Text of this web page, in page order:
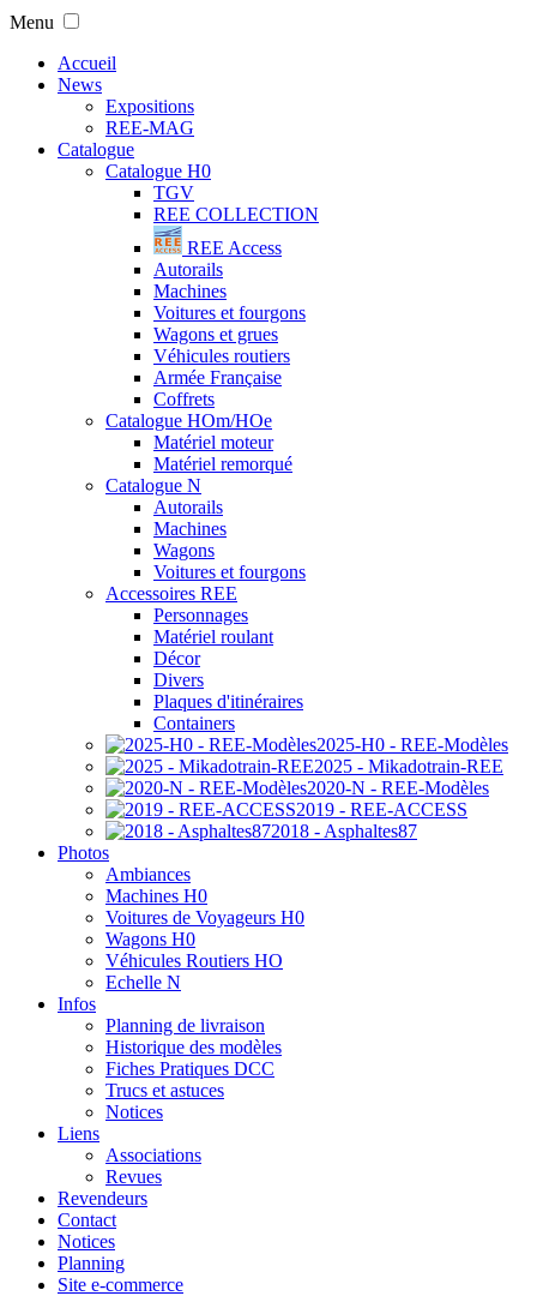
Menu
Accueil
News
Expositions
REE-MAG
Catalogue
Catalogue H0
TGV
REE COLLECTION
REE Access
Autorails
Machines
Voitures et fourgons
Wagons et grues
Véhicules routiers
Armée Française
Coffrets
Catalogue HOm/HOe
Matériel moteur
Matériel remorqué
Catalogue N
Autorails
Machines
Wagons
Voitures et fourgons
Accessoires REE
Personnages
Matériel roulant
Décor
Divers
Plaques d'itinéraires
Containers
2025-H0 - REE-Modèles
2025 - Mikadotrain-REE
2020-N - REE-Modèles
2019 - REE-ACCESS
2018 - Asphaltes87
Photos
Ambiances
Machines H0
Voitures de Voyageurs H0
Wagons H0
Véhicules Routiers HO
Echelle N
Infos
Planning de livraison
Historique des modèles
Fiches Pratiques DCC
Trucs et astuces
Notices
Liens
Associations
Revues
Revendeurs
Contact
Notices
Planning
Site e-commerce